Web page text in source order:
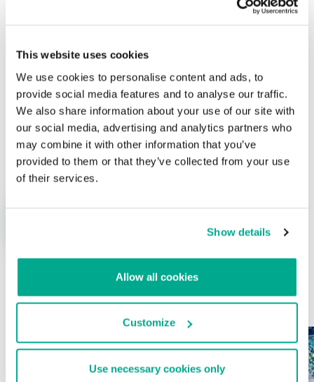
This website uses cookies
We use cookies to personalise content and ads, to
provide social media features and to analyse our traffic.
We also share information about your use of our site with
our social media, advertising and analytics partners who
may combine it with other information that you’ve
provided to them or that they’ve collected from your use
of their services.
Show details
Allow all cookies
Customize
Use necessary cookies only
Nombre* Correo electrónico*
ÚLTIMAS PUBLICACIONES